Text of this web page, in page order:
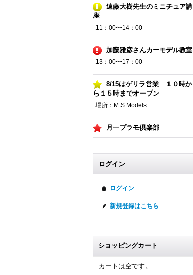
遠藤大樹先生のミニチュア講
座
11：00〜14：00
加藤雅彦さんカーモデル教室
13：00〜17：00
8/15はゲリラ営業 １０時か
ら１５時までオープン
場所：M.S Models
月一プラモ倶楽部
ログイン
ログイン
新規登録はこちら
ショッピングカート
カートは空です。